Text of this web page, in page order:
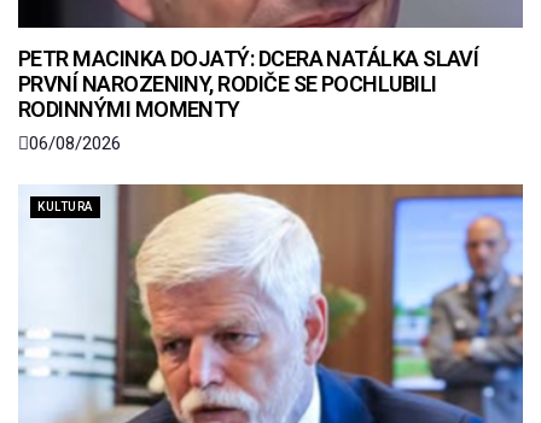
PETR MACINKA DOJATÝ: DCERA NATÁLKA SLAVÍ
PRVNÍ NAROZENINY, RODIČE SE POCHLUBILI
RODINNÝMI MOMENTY
06/08/2026
KULTURA